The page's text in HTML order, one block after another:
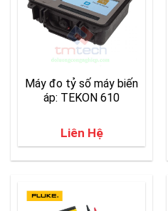
Máy đo tỷ số máy biến
áp: TEKON 610
Liên Hệ